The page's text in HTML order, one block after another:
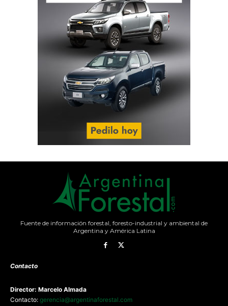
Fuente de información forestal, foresto-industrial y ambiental de
Argentina y América Latina
Contacto
Director: Marcelo Almada
Contacto: gerencia@argentinaforestal.com